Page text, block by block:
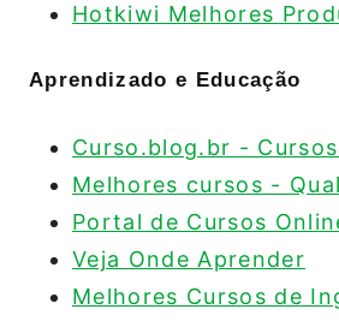
Hotkiwi Melhores
Aprendizado e Educação
Curso.blog.br -
Melhores cursos -
Portal de Cursos
Veja Onde Aprender
Melhores Cursos de